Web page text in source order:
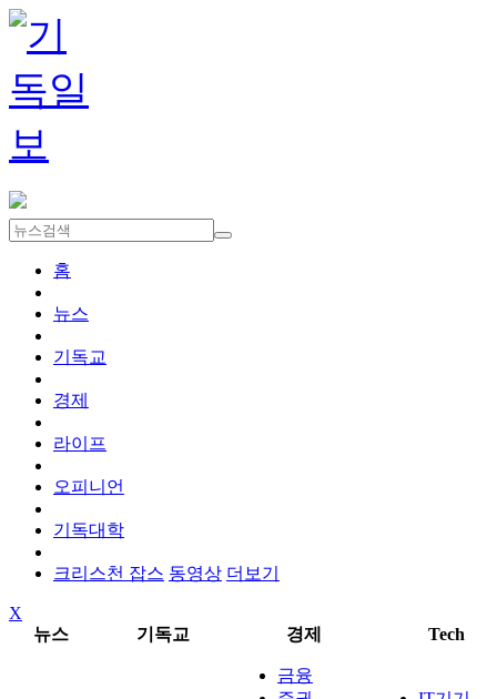
홈
뉴스
기독교
경제
라이프
오피니언
기독대학
크리스천 잡스 동영상 더보기
X
뉴스
기독교 경제 Tech
금융